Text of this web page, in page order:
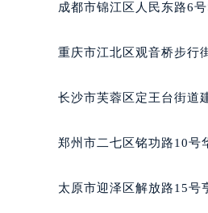
辽宁省葫
辽宁省辽
辽宁省铁
辽宁省沈
北京市朝
成都市锦江区人民东路6
重庆市江北区观音桥步行
长沙市芙蓉区定王台街道
郑州市二七区铭功路10号
太原市迎泽区解放路15号